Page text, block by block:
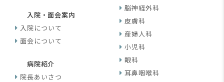
入院・面会案内
入院について
面会について
病院紹介
院長あいさつ
脳神経外科
皮膚科
産婦人科
小児科
眼科
耳鼻咽喉科